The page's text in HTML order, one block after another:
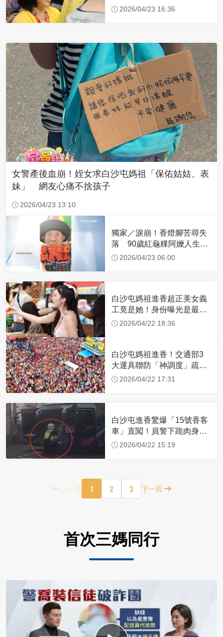
布忍尿5小時不喊累
2026/04/23 16:36
女警產後血崩！姪女求白沙屯媽祖「保佑姑姑、表
妹」 網友心痛不捨孩子
2026/04/23 13:10
獨家／淚崩！香燈腳苦尋失
落 90歲紅龜粿阿嬤人生謝
幕2026/04/23 06:00
白沙屯媽祖進香超正美女義
工竟是她！身份曝光是最美
禮生 一輩子不結婚
2026/04/22 18:36
白沙屯媽祖進香！交通部3
大運具聯防「神調度」疏運
32.1萬創新高
2026/04/22 17:31
白沙屯進香驚爆「15號香客
車」直闖！員警下跪肉身擋
車：讓行人先過
2026/04/22 15:19
上一頁 1 2 3 下一頁
首次三媽同行